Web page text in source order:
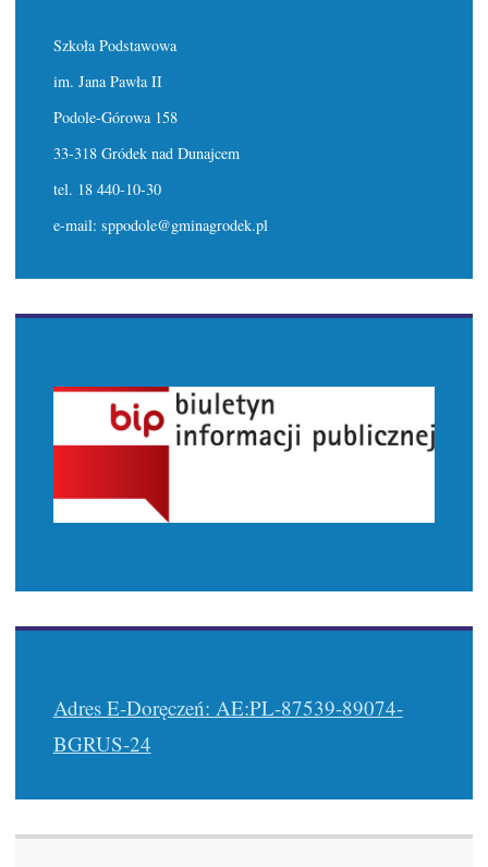
Szkoła Podstawowa
im. Jana Pawła II
Podole-Górowa 158
33-318 Gródek nad Dunajcem
tel. 18 440-10-30
e-mail: sppodole@gminagrodek.pl
Adres E-Doręczeń: AE:PL-87539-89074-
BGRUS-24